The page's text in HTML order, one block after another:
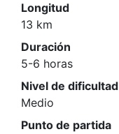
Longitud
13 km
Duración
5-6 horas
Nivel de dificultad
Medio
Punto de partida